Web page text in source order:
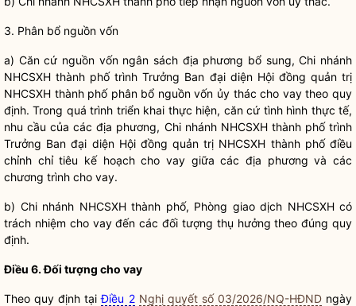
3. Phân bổ nguồn vốn
a) Căn cứ nguồn vốn ngân sách địa phương bổ sung, Chi nhánh
NHCSXH thành phố trình Trưởng Ban đại diện Hội đồng quản trị
NHCSXH thành phố phân bổ nguồn vốn ủy thác cho vay theo quy
định. Trong quá trình triển khai thực hiện, căn cứ tình hình thực tế,
nhu cầu của các địa phương, Chi nhánh NHCSXH thành phố trình
Trưởng Ban đại diện Hội đồng quản trị NHCSXH thành phố điều
chỉnh chỉ tiêu kế hoạch cho vay giữa các địa phương và các
chương trình cho vay.
b) Chi nhánh NHCSXH thành phố, Phòng giao dịch NHCSXH có
trách nhiệm cho vay đến các đối tượng thụ hưởng theo đúng quy
định.
Điều 6. Đối tượng cho vay
Theo quy định tạiĐiều 2 Nghị quyết số 03/2026/NQ-HĐNDngày